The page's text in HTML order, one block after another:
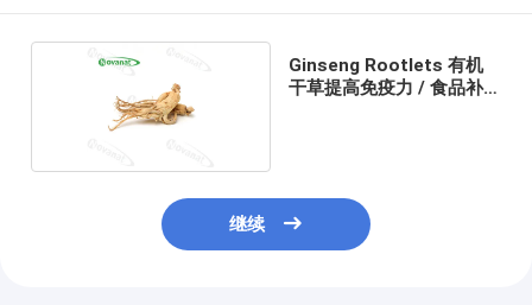
Ginseng Rootlets 有机
干草提高免疫力 / 食品补
继续